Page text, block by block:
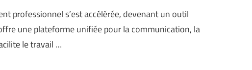
professionnel s’est accélérée, devenant un outil
une plateforme unifiée pour la communication, la
le travail …